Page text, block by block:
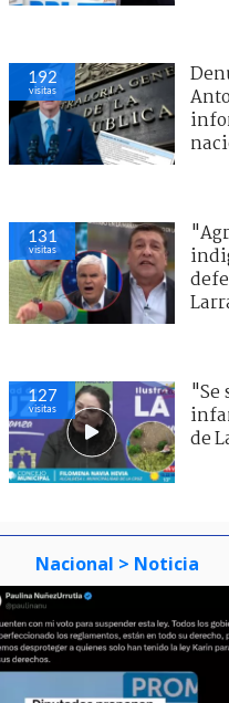
192
visitas
131
visitas
127
visitas
"Se
de
Nacional > Noticia